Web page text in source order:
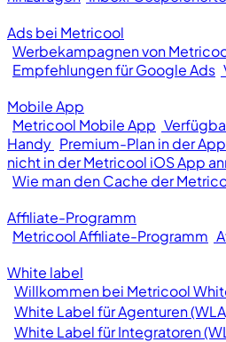
Ads bei Metricool
Werbekampagnen von
Empfehlungen für Google Ads
Mobile App
Metricool Mobile App
Handy Premium-Plan in der App
nicht in der Metricool iOS App
Wie man den Cache der
Affiliate-Programm
Metricool Affiliate-Programm
White label
Willkommen bei Metricool
White Label für Agenturen
White Label für Integratoren